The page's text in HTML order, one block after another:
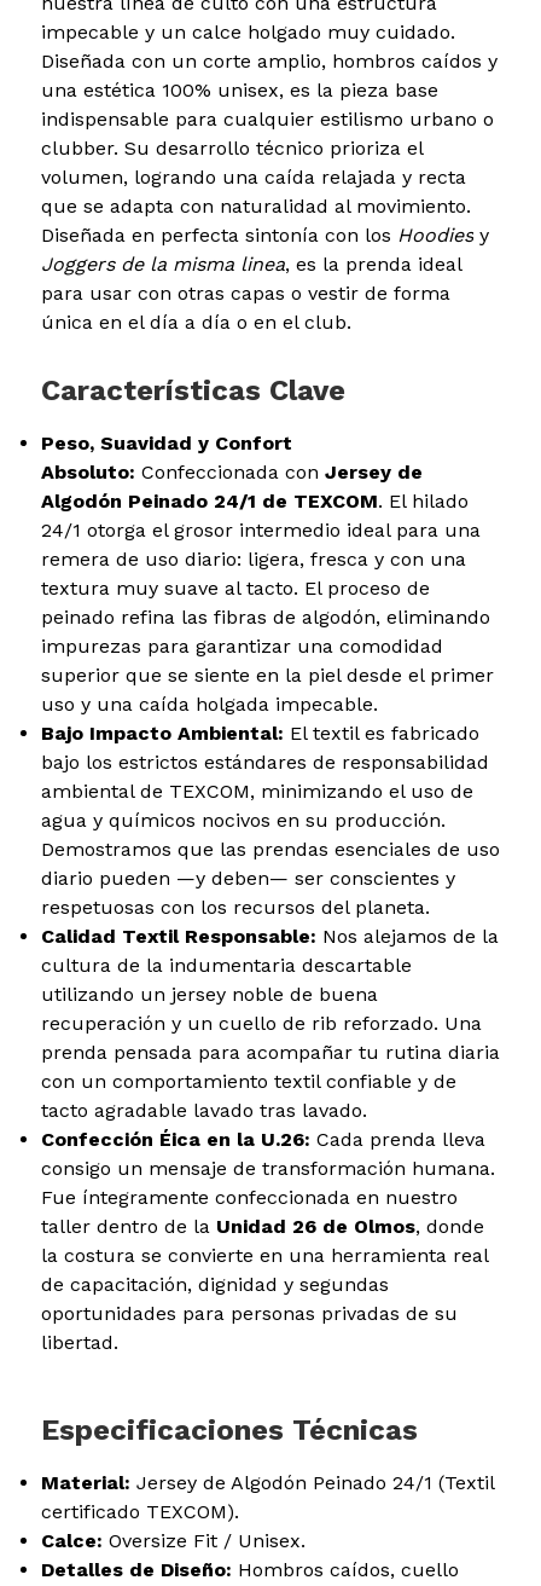
impecable y un calce holgado muy cuidado.
Diseñada con un corte amplio, hombros caídos y
una estética 100% unisex, es la pieza base
indispensable para cualquier estilismo urbano o
clubber. Su desarrollo técnico prioriza el
volumen, logrando una caída relajada y recta
que se adapta con naturalidad al movimiento.
Diseñada en perfecta sintonía con los Hoodiesy
Joggers de la misma linea, es la prenda ideal
para usar con otras capas o vestir de forma
única en el día a día o en el club.
Características Clave
Peso, Suavidad y Confort
Absoluto: Confeccionada con Jersey de
Algodón Peinado 24/1 de TEXCOM. El hilado
24/1 otorga el grosor intermedio ideal para una
remera de uso diario: ligera, fresca y con una
textura muy suave al tacto. El proceso de
peinado refina las fibras de algodón, eliminando
impurezas para garantizar una comodidad
superior que se siente en la piel desde el primer
uso y una caída holgada impecable.
Bajo Impacto Ambiental: El textil es fabricado
bajo los estrictos estándares de responsabilidad
ambiental de TEXCOM, minimizando el uso de
agua y químicos nocivos en su producción.
Demostramos que las prendas esenciales de uso
diario pueden —y deben— ser conscientes y
respetuosas con los recursos del planeta.
Calidad Textil Responsable: Nos alejamos de la
cultura de la indumentaria descartable
utilizando un jersey noble de buena
recuperación y un cuello de rib reforzado. Una
prenda pensada para acompañar tu rutina diaria
con un comportamiento textil confiable y de
tacto agradable lavado tras lavado.
Confección Éica en la U.26: Cada prenda lleva
consigo un mensaje de transformación humana.
Fue íntegramente confeccionada en nuestro
taller dentro de la Unidad 26 de Olmos, donde
la costura se convierte en una herramienta real
de capacitación, dignidad y segundas
oportunidades para personas privadas de su
libertad.
Especificaciones Técnicas
Material: Jersey de Algodón Peinado 24/1 (Textil
certificado TEXCOM).
Calce: Oversize Fit / Unisex.
Detalles de Diseño: Hombros caídos, cuello